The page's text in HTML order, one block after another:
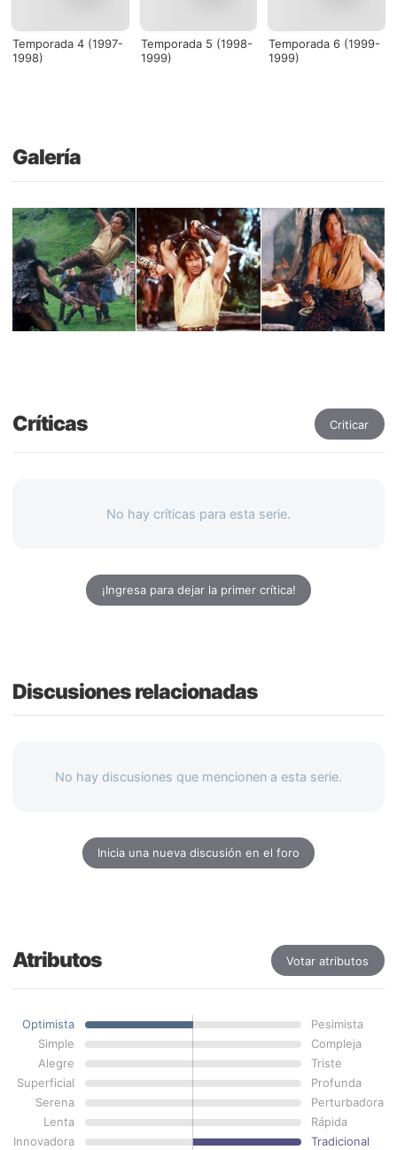
Temporada 4 (1997-
1998)
Temporada 5 (1998-
1999)
Temporada 6 (1999-
1999)
Galería
Críticas Criticar
No hay críticas para esta serie.
¡Ingresa para dejar la primer crítica!
Discusiones relacionadas
No hay discusiones que mencionen a esta serie.
Inicia una nueva discusión en el foro
Atributos Votar atributos
Optimista
Pesimista
Simple
Compleja
Alegre
Triste
Superficial
Profunda
Serena
Perturbadora
Lenta
Rápida
Innovadora
Tradicional